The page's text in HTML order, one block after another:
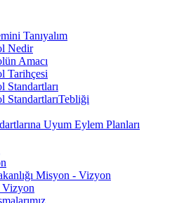
Tanıyalım
Nedir
Amacı
Tarihçesi
Standartları
StandartlarıTebliği
Uyum Eylem Planları
Misyon - Vizyon